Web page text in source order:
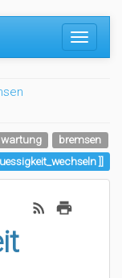
wartung
bremsen